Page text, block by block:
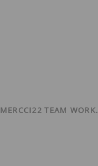
MERCCI22 TEAM WORK.